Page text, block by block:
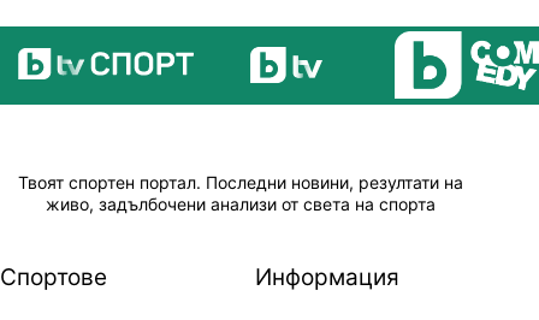
Твоят спортен портал. Последни новини, резултати на
живо, задълбочени анализи от света на спорта
Спортове Информация